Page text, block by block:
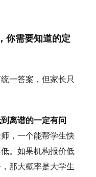
你需要知道的定
一答案，但家长只
离谱的一定有问
，一个能帮学生快
。如果机构报价低
那大概率是大学生